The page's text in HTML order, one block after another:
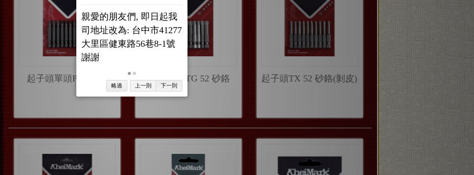
起子頭單頭PZ(剝頭) TG起子頭TG 52 砂鉻 起子頭TX 52 砂鉻(剝皮)
親愛的朋友們, 即日起我
司地址改為: 台中市41277
大里區健東路56巷8-1號
謝謝
略過 上一則 下一則